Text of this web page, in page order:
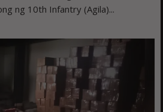
ng 10th Infantry (Agila)...